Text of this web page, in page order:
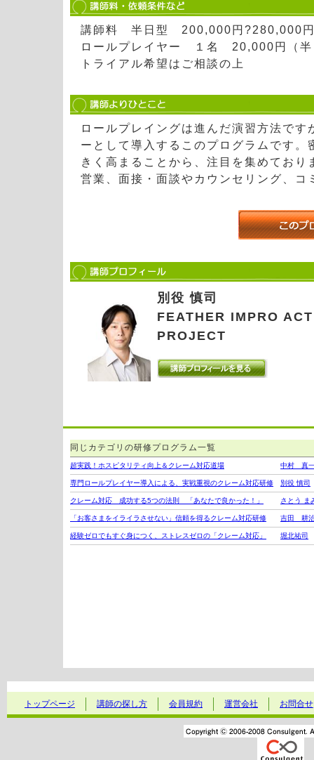
講師料 半日型 200,000円?280,000
ロールプレイヤー １名 20,000円（半
トライアル希望はご相談の上
ロールプレイングは進んだ演習方法で
ーとして導入するこのプログラムです
きく高まることから、注目を集めており
営業、面接・面談やカウンセリング、
別役 慎司
FEATHER IMPRO ACT
PROJECT
同じカテゴリの研修プログラム一覧
超実践！ホスピタリティ向上＆クレーム対応道場 中村 真
専門ロールプレイヤー導入による、実戦重視のクレーム対応研修 別役 慎司
クレーム対応 成功する5つの法則 「あなたで良かった！」 さとう ま
「お客さまをイライラさせない」信頼を得るクレーム対応研修 吉田 耕
経験ゼロでもすぐ身につく、ストレスゼロの「クレーム対応」 堀北祐司
トップページ 講師の探し方 会員規約 運営会社 お問合せ